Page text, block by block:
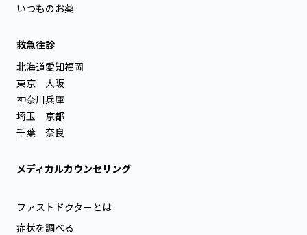
いつものお薬
救急往診
北海道
東京
神奈川
埼玉
千葉
愛知
大阪
兵庫
京都
奈良
福岡
メディカルカウンセリング
ファストドクターとは
症状を調べる